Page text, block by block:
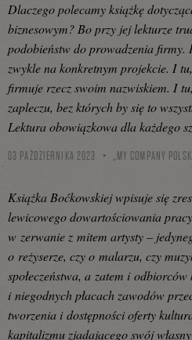
Dlaczego polecamy książkę
biznesowym? Bo przy jej lekturze
podobieństw do prowadzenia firmy.
zwykle na konkretnym projekcie. I
firmuje rzecz swoim nazwiskiem. I
zapleczu, bez których by się to
Lektura obowiązkowa dla każdego
03 PAŹDZIERNIKA 2023 „MY COMPANY
Książka Boćkowskiej wpisuje się
lewicowego dowartościowania
w zerwanie z mitem artysty –
o reżyserze, czy o malarzu, czy
społeczeństwa, a zatem i
i niegodnych płacach zawodów
tworzenia i dostępności oferty
kapitalizmu zjadającego swój